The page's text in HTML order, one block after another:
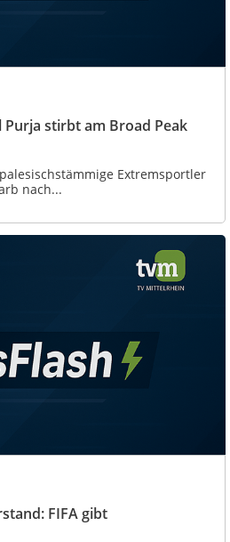
stirbt am Broad Peak
Extremsportler
nach...
FIFA gibt